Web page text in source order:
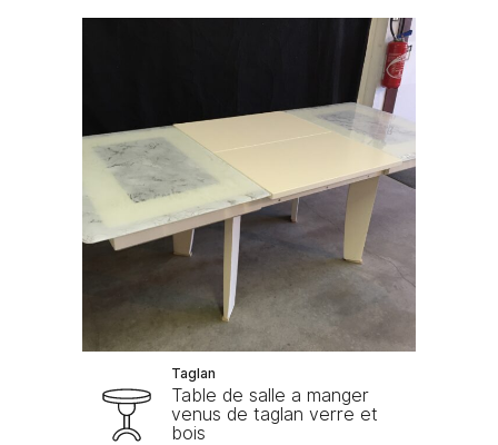
Taglan
Table de salle a manger
venus de taglan verre et
bois